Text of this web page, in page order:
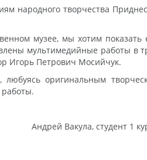
народного творчества
музее, мы хотим
мультимедийные работы в
Игорь Петрович Мосийчук.
любуясь оригинальным
Андрей Вакула, студент 1